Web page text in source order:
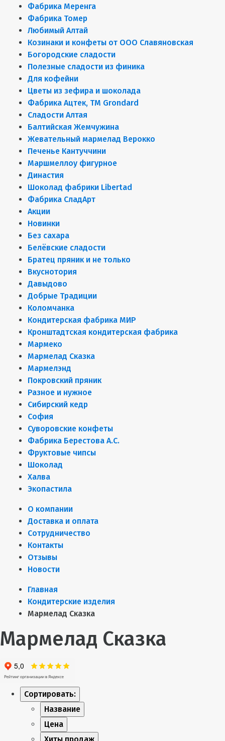
Фабрика Меренга
Фабрика Томер
Любимый Алтай
Козинаки и конфеты от ООО Славяновская
Богородские сладости
Полезные сладости из финика
Для кофейни
Цветы из зефира и шоколада
Фабрика Ацтек, ТМ Grondard
Сладости Алтая
Балтийская Жемчужина
Жевательный мармелад Верокко
Печенье Кантуччини
Маршмеллоу фигурное
Династия
Шоколад фабрики Libertad
Фабрика СладАрт
Акции
Новинки
Без сахара
Белёвские сладости
Братец пряник и не только
Вкуснотория
Давыдово
Добрые Традиции
Коломчанка
Кондитерская фабрика МИР
Кронштадтская кондитерская фабрика
Мармеко
Мармелад Сказка
Мармелэнд
Покровский пряник
Разное и нужное
Сибирский кедр
София
Суворовские конфеты
Фабрика Берестова А.С.
Фруктовые чипсы
Шоколад
Халва
Экопастила
О компании
Доставка и оплата
Сотрудничество
Контакты
Отзывы
Новости
Главная
Кондитерские изделия
Мармелад Сказка
Мармелад Сказка
Сортировать:
Название
Цена